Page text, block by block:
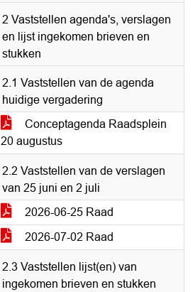
2 Vaststellen agenda's, verslagen
en lijst ingekomen brieven en
stukken
2.1 Vaststellen van de agenda
huidige vergadering
Conceptagenda Raadsplein
20 augustus
2.2 Vaststellen van de verslagen
van 25 juni en 2 juli
2026-06-25 Raad
2026-07-02 Raad
2.3 Vaststellen lijst(en) van
ingekomen brieven en stukken